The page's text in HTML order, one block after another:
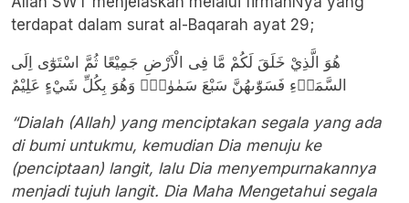
terdapat dalam surat al-Baqarah ayat 29;
هُوَ الَّذِيْ خَلَقَ لَكُمْ مَّا فِى الْاَرْضِ جَمِيْعًا ثُمَّ اسْتَوٰٓى اِلَى
السَّمَاۤءِ فَسَوّٰىهُنَّ سَبْعَ سَمٰوٰتٍۗ وَهُوَ بِكُلِّ شَيْءٍ عَلِيْمٌ
“Dialah (Allah) yang menciptakan segala yang ada
di bumi untukmu, kemudian Dia menuju ke
(penciptaan) langit, lalu Dia menyempurnakannya
menjadi tujuh langit. Dia Maha Mengetahui segala